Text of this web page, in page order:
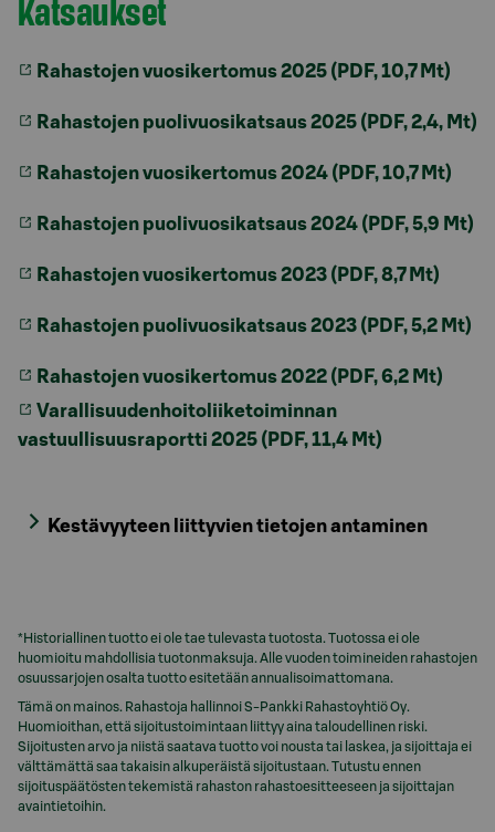
Katsaukset
Rahastojen vuosikertomus 2025 (PDF, 10,7 Mt)
Rahastojen puolivuosikatsaus 2025 (PDF, 2,4, Mt)
Rahastojen vuosikertomus 2024 (PDF, 10,7 Mt)
Rahastojen puolivuosikatsaus 2024 (PDF, 5,9 Mt)
Rahastojen vuosikertomus 2023 (PDF, 8,7 Mt)
Rahastojen puolivuosikatsaus 2023 (PDF, 5,2 Mt)
Rahastojen vuosikertomus 2022 (PDF, 6,2 Mt)
Varallisuudenhoitoliiketoiminnan
vastuullisuusraportti 2025 (PDF, 11,4 Mt)
Kestävyyteen liittyvien tietojen antaminen
*Historiallinen tuotto ei ole tae tulevasta tuotosta. Tuotossa ei ole
huomioitu mahdollisia tuotonmaksuja. Alle vuoden toimineiden rahastojen
osuussarjojen osalta tuotto esitetään annualisoimattomana.
Tämä on mainos. Rahastoja hallinnoi S-Pankki Rahastoyhtiö Oy.
Huomioithan, että sijoitustoimintaan liittyy aina taloudellinen riski.
Sijoitusten arvo ja niistä saatava tuotto voi nousta tai laskea, ja sijoittaja ei
välttämättä saa takaisin alkuperäistä sijoitustaan. Tutustu ennen
sijoituspäätösten tekemistä rahaston rahastoesitteeseen ja sijoittajan
avaintietoihin.